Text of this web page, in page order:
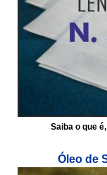
Saiba o que
Óleo de